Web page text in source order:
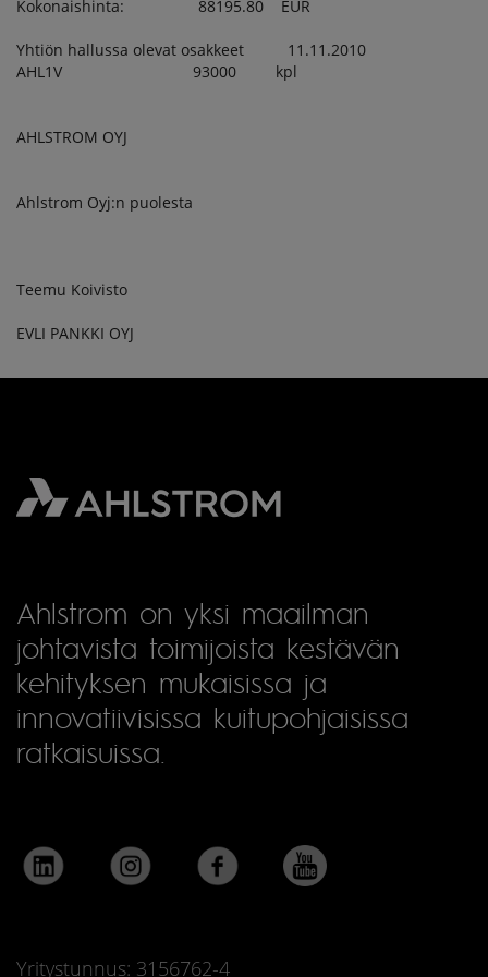
Kokonaishinta: 88195.80 EUR
Yhtiön hallussa olevat osakkeet 11.11.2010
AHL1V 93000 kpl
AHLSTROM OYJ
Ahlstrom Oyj:n puolesta
Teemu Koivisto
EVLI PANKKI OYJ
Ahlstrom on yksi maailman
johtavista toimijoista kestävän
kehityksen mukaisissa ja
innovatiivisissa kuitupohjaisissa
ratkaisuissa.
Yritystunnus: 3156762-4